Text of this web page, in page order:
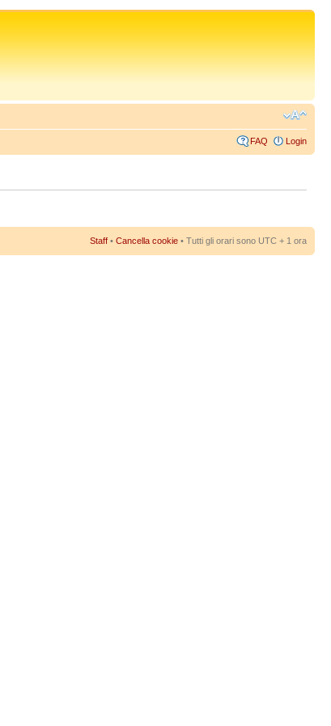
FAQ Login
Staff • Cancella cookie • Tutti gli orari sono UTC + 1 ora